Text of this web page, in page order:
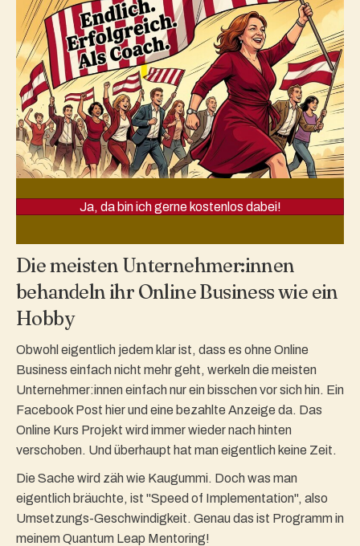
Ja, da bin ich gerne kostenlos dabei!
Die meisten Unternehmer:innen
behandeln ihr Online Business wie ein
Hobby
Obwohl eigentlich jedem klar ist, dass es ohne Online
Business einfach nicht mehr geht, werkeln die meisten
Unternehmer:innen einfach nur ein bisschen vor sich hin. Ein
Facebook Post hier und eine bezahlte Anzeige da. Das
Online Kurs Projekt wird immer wieder nach hinten
verschoben. Und überhaupt hat man eigentlich keine Zeit.
Die Sache wird zäh wie Kaugummi. Doch was man
eigentlich bräuchte, ist "Speed of Implementation", also
Umsetzungs-Geschwindigkeit. Genau das ist Programm in
meinem Quantum Leap Mentoring!